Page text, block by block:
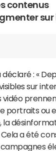
contenus
sur
déclaré : «
sur
vidéo
portraits ou
la
a été
campagnes